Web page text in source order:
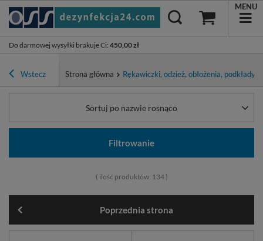
Do darmowej wysyłki brakuje Ci: 450,00 zł
MENU
Wstecz Strona główna Rękawiczki, odzież, obłożenia, podkłady,
Sortuj po nazwie rosnąco
Filtrowanie
( ilość produktów: 134)
Poprzednia strona